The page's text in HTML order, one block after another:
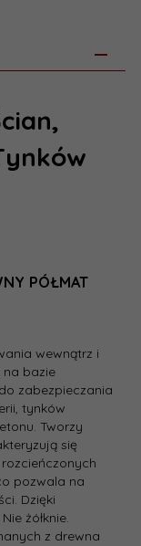
PÓŁMAT
wewnątrz i
bazie
zabezpieczania
tynków
Tworzy
się
pozwala na
Dzięki
żółknie.
z drewna